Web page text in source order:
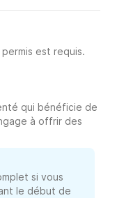
est requis.
qui bénéficie de
à offrir des
si vous
le début de